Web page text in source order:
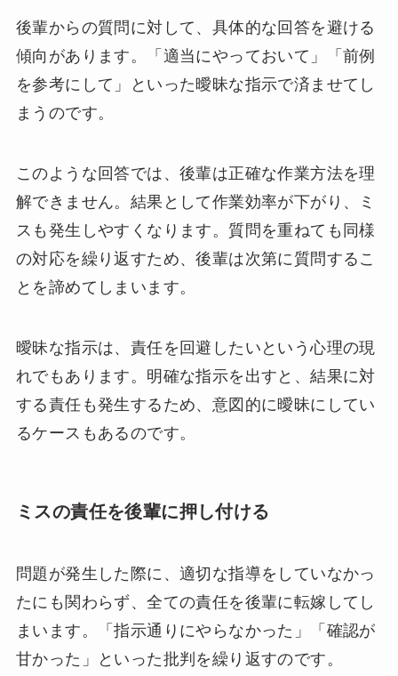
後輩からの質問に対して、具体的な回答を避ける
傾向があります。「適当にやっておいて」「前例
を参考にして」といった曖昧な指示で済ませてし
まうのです。
このような回答では、後輩は正確な作業方法を理
解できません。結果として作業効率が下がり、ミ
スも発生しやすくなります。質問を重ねても同様
の対応を繰り返すため、後輩は次第に質問するこ
とを諦めてしまいます。
曖昧な指示は、責任を回避したいという心理の現
れでもあります。明確な指示を出すと、結果に対
する責任も発生するため、意図的に曖昧にしてい
るケースもあるのです。
ミスの責任を後輩に押し付ける
問題が発生した際に、適切な指導をしていなかっ
たにも関わらず、全ての責任を後輩に転嫁してし
まいます。「指示通りにやらなかった」「確認が
甘かった」といった批判を繰り返すのです。